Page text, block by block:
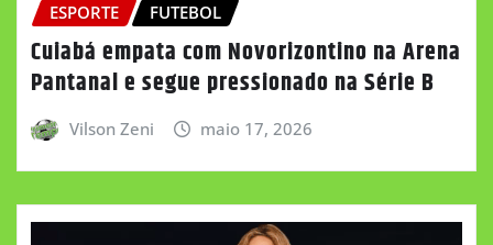
ESPORTE FUTEBOL
Cuiabá empata com Novorizontino na Arena
Pantanal e segue pressionado na Série B
Vilson Zeni maio 17, 2026